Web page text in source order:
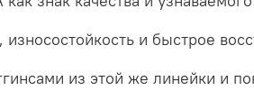
и быстрое
из этой же линейки и